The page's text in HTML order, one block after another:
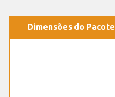
Dimensões do Pacote